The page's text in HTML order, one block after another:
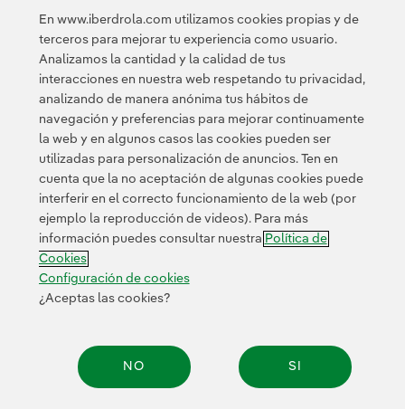
Acceso a información legal
Contacta Política de Privacidad Información legal
Transparencia en el uso de la IA Política de cookies
Configuración de cookies Accesibilidad Canal de denuncias
© 2026 Iberdrola, S.A. Reservados todos los derechos.
En www.iberdrola.com utilizamos cookies propias y de
terceros para mejorar tu experiencia como usuario.
Analizamos la cantidad y la calidad de tus
interacciones en nuestra web respetando tu privacidad,
analizando de manera anónima tus hábitos de
navegación y preferencias para mejorar continuamente
la web y en algunos casos las cookies pueden ser
utilizadas para personalización de anuncios. Ten en
cuenta que la no aceptación de algunas cookies puede
interferir en el correcto funcionamiento de la web (por
ejemplo la reproducción de videos). Para más
información puedes consultar nuestra Política de
Cookies
Configuración de cookies
¿Aceptas las cookies?
NO SI